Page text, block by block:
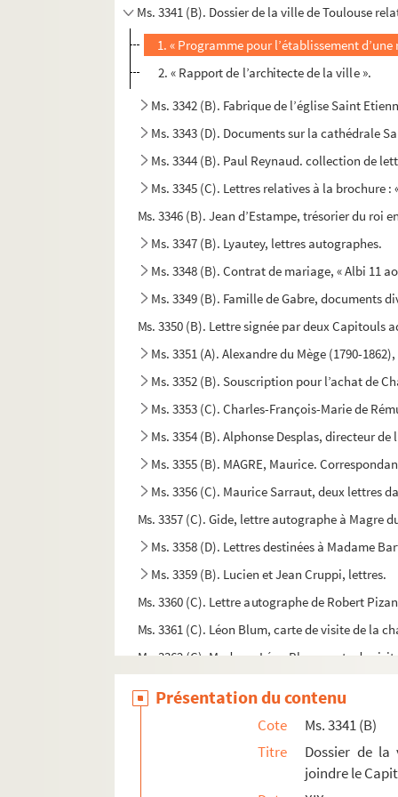
Ms. 3341 (B). Dossier de la ville de Toulouse
1. « Programme pour l’établissement
2. « Rapport de l’architecte de la ville ».
Ms. 3342 (B). Fabrique de l’église Saint
Ms. 3343 (D). Documents sur la cathédrale
Ms. 3344 (B). Paul Reynaud. collection de
Ms. 3345 (C). Lettres relatives à la brochure
Ms. 3346 (B). Jean d’Estampe, trésorier du
Ms. 3347 (B). Lyautey, lettres autographes.
Ms. 3348 (B). Contrat de mariage, « Albi 11
Ms. 3349 (B). Famille de Gabre, documents
Ms. 3350 (B). Lettre signée par deux Capitouls
Ms. 3351 (A). Alexandre du Mège (1790-
Ms. 3352 (B). Souscription pour l’achat de
Ms. 3353 (C). Charles-François-Marie de
Ms. 3354 (B). Alphonse Desplas, directeur
Ms. 3355 (B). MAGRE, Maurice.
Ms. 3356 (C). Maurice Sarraut, deux lettres
Ms. 3357 (C). Gide, lettre autographe à Magre
Ms. 3358 (D). Lettres destinées à Madame
Ms. 3359 (B). Lucien et Jean Cruppi, lettres.
Ms. 3360 (C). Lettre autographe de Robert
Ms. 3361 (C). Léon Blum, carte de visite de la
Ms. 3362 (C). Madame Léon Blum, carte de
Ms. 3366 (C). De Mongie, lettres autographes.
Présentation du contenu
Cote
Ms. 3341 (B)
Titre
Dossier de
joindre le